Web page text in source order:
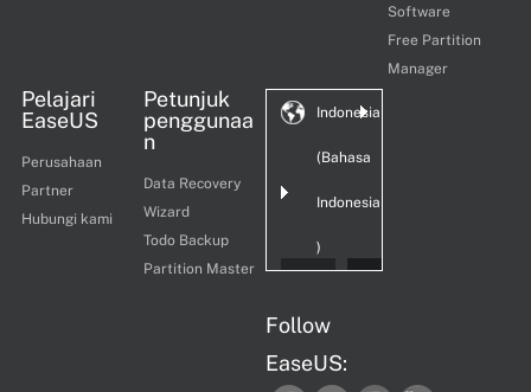
Software
Free Partition
Manager
Pelajari
EaseUS
Perusahaan
Partner
Hubungi kami
Petunjuk
penggunaa
n
Data Recovery
Wizard
Todo Backup
Partition Master
Indonesia
(Bahasa
Indonesia
)
Follow
EaseUS: